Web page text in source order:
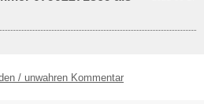
/ unwahren Kommentar